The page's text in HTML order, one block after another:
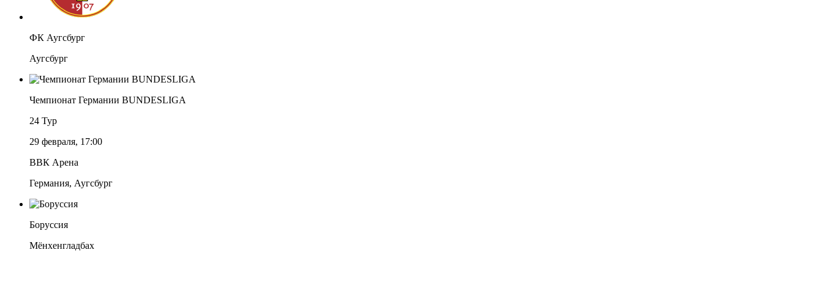
ФК Аугсбург
Аугсбург
Чемпионат Германии BUNDESLIGA
24 Тур
29 февраля, 17:00
ВВК Арена
Германия, Аугсбург
Боруссия
Мёнхенгладбах